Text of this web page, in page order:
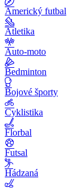
Americký futbal
Atletika
Auto-moto
Bedminton
Bojové športy
Cyklistika
Florbal
Futsal
Hádzaná